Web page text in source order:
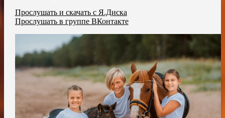
Прослушать и скачать с Я.Диска
Прослушать в группе ВКонтакте